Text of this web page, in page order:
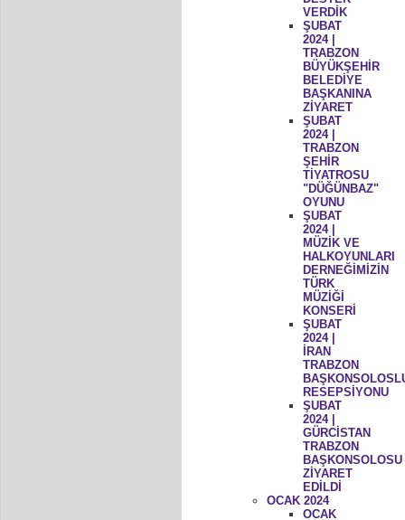
VERDİK
ŞUBAT
2024 |
TRABZON
BÜYÜKŞEHİR
BELEDİYE
BAŞKANINA
ZİYARET
ŞUBAT
2024 |
TRABZON
ŞEHİR
TİYATROSU
"DÜĞÜNBAZ"
OYUNU
ŞUBAT
2024 |
MÜZİK VE
HALKOYUNLARI
DERNEĞİMİZİN
TÜRK
MÜZİĞİ
KONSERİ
ŞUBAT
2024 |
İRAN
TRABZON
RESEPSİYONU
ŞUBAT
2024 |
GÜRCİSTAN
TRABZON
BAŞKONSOLOSU
ZİYARET
EDİLDİ
OCAK 2024
OCAK